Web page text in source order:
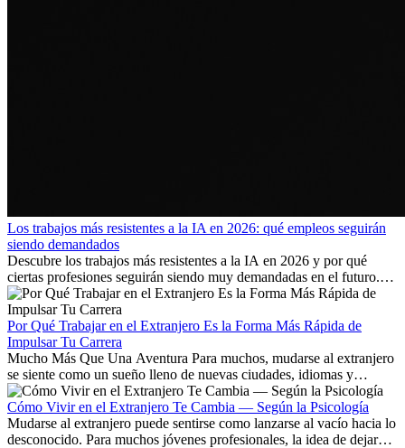
Los trabajos más resistentes a la IA en 2026: qué empleos seguirán
siendo demandados
Descubre los trabajos más resistentes a la IA en 2026 y por qué
ciertas profesiones seguirán siendo muy demandadas en el futuro.
Aprende qué habilidades serán clave y qué oportunidades laborales
existen a nivel internacional.
Por Qué Trabajar en el Extranjero Es la Forma Más Rápida de
Impulsar Tu Carrera
Mucho Más Que Una Aventura Para muchos, mudarse al extranjero
se siente como un sueño lleno de nuevas ciudades, idiomas y
culturas. Pero más allá de la...
Cómo Vivir en el Extranjero Te Cambia — Según la Psicología
Mudarse al extranjero puede sentirse como lanzarse al vacío hacia lo
desconocido. Para muchos jóvenes profesionales, la idea de dejar